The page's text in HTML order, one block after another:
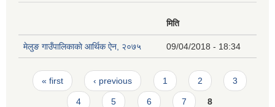
मिति
मेलुङ गाउँपालिकाकाे आर्थिक ऐन, २०७५ 09/04/2018 - 18:34
Pages
« first ‹ previous 1 2 3
4 5 6 7 8